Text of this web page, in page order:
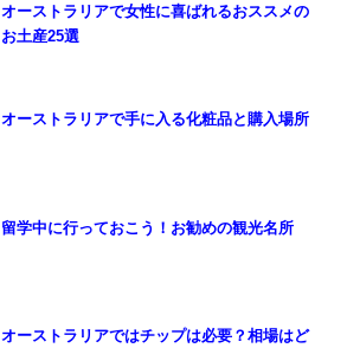
オーストラリアで女性に喜ばれるおススメの
お土産25選
オーストラリアで手に入る化粧品と購入場所
留学中に行っておこう！お勧めの観光名所
オーストラリアではチップは必要？相場はど